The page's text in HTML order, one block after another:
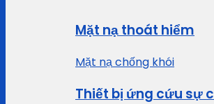
Mặt nạ thoát hiểm
Mặt nạ chống khói
Thiết bị ứng cứu sự